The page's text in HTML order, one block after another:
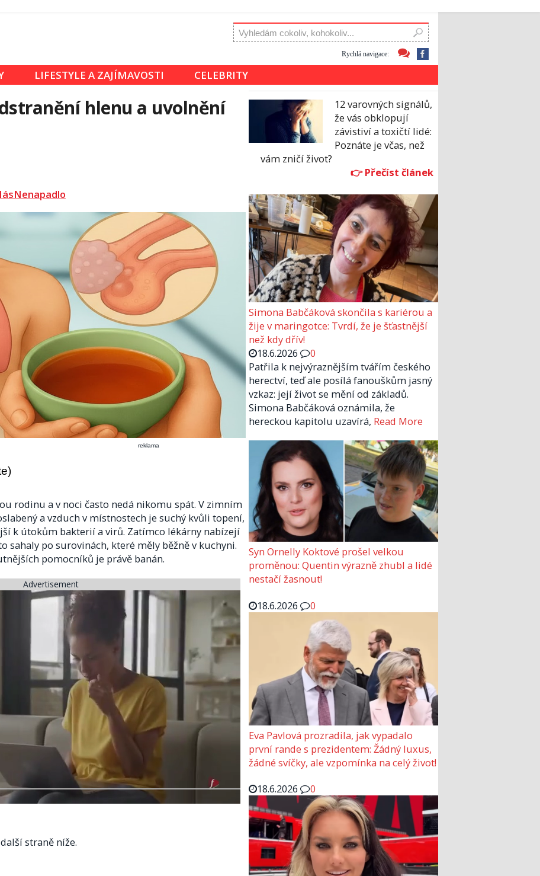
Rychlá navigace:
LIFESTYLE A ZAJÍMAVOSTI CELEBRITY
hlenu a uvolnění
reklama
rodinu a v noci často nedá nikomu spát. V zimním
a vzduch v místnostech je suchý kvůli topení,
k útokům bakterií a virů. Zatímco lékárny nabízejí
sahaly po surovinách, které měly běžně v kuchyni.
pomocníků je právě banán.
Advertisement
straně níže.
12 varovných signálů,
že vás obklopují
závistiví a toxičtí lidé:
Poznáte je včas, než
vám zničí život?
Simona Babčáková skončila s kariérou a
žije v maringotce: Tvrdí, že je šťastnější
než kdy dřív!
18.6.2026
0
Patřila k nejvýraznějším tvářím českého
herectví, teď ale posílá fanouškům jasný
vzkaz: její život se mění od základů.
Simona Babčáková oznámila, že
hereckou kapitolu uzavírá, Read More
Syn Ornelly Koktové prošel velkou
proměnou: Quentin výrazně zhubl a lidé
nestačí žasnout!
18.6.2026
0
Eva Pavlová prozradila, jak vypadalo
první rande s prezidentem: Žádný luxus,
žádné svíčky, ale vzpomínka na celý život!
18.6.2026
0